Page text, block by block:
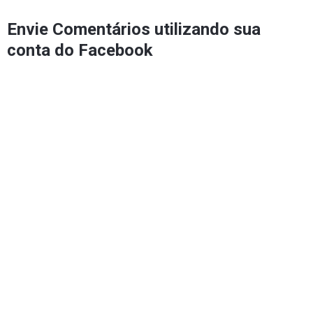
Envie Comentários utilizando sua
conta do Facebook